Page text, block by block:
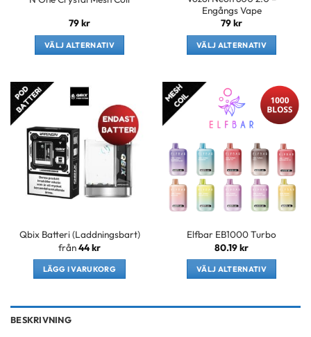
79kr
VÄLJ ALTERNATIV
produkten
har
flera
varianter.
De
alternativen
kan
produktsidan
Engångs Vape
79kr
VÄLJ ALTERNATIV
produkten
har
flera
De
olika
alternativen
kan
väljas
produktsidan
Qbix Batteri (Laddningsbart)
från44kr
LÄGG I VARUKORG
Elfbar EB1000 Turbo
80.19kr
VÄLJ ALTERNATIV
BESKRIVNING